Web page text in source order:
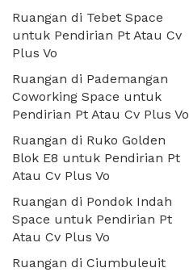
Ruangan di Tebet Space
untuk Pendirian Pt Atau Cv
Plus Vo
Ruangan di Pademangan
Coworking Space untuk
Pendirian Pt Atau Cv Plus Vo
Ruangan di Ruko Golden
Blok E8 untuk Pendirian Pt
Atau Cv Plus Vo
Ruangan di Pondok Indah
Space untuk Pendirian Pt
Atau Cv Plus Vo
Ruangan di Ciumbuleuit